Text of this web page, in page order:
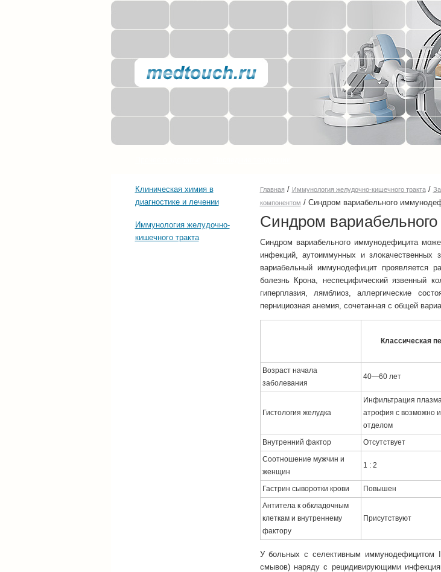
Клиническая химия в
диагностике и лечении
Иммунология желудочно-
кишечного тракта
Главная / Иммунология желудочно-кишечного тракта/
компонентом / Синдром вариабельного
Синдром
Синдром вариабельного иммунодефицита
инфекций, аутоиммунных и злокачественных
вариабельный иммунодефицит проявляется
болезнь Крона, неспецифический язвенный
гиперплазия, лямблиоз, аллергические
пернициозная анемия, сочетанная с общей
Классическая
Возраст начала
заболевания
40—60 лет
Гистология желудка
Инфильтрация
атрофия с возможно
отделом
Внутренний фактор
Отсутствует
Соотношение мужчин и
женщин
1 : 2
Гастрин сыворотки крови Повышен
Антитела к обкладочным
клеткам и внутреннему
фактору
Присутствуют
У больных с селективным иммунодефицитом
смывов) наряду с рецидивирующими